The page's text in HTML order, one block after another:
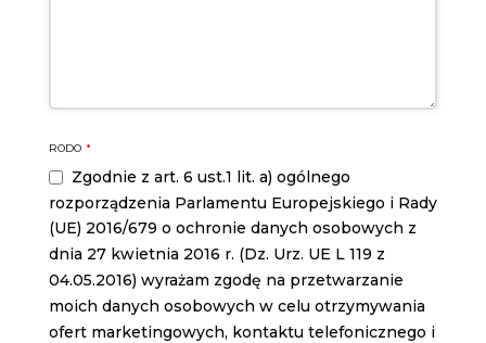
RODO *
Zgodnie z art. 6 ust.1 lit. a) ogólnego
rozporządzenia Parlamentu Europejskiego i Rady
(UE) 2016/679 o ochronie danych osobowych z
dnia 27 kwietnia 2016 r. (Dz. Urz. UE L 119 z
04.05.2016) wyrażam zgodę na przetwarzanie
moich danych osobowych w celu otrzymywania
ofert marketingowych, kontaktu telefonicznego i